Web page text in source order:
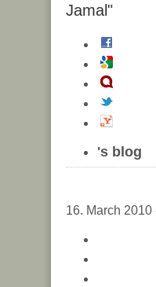
Jamal"
's blog
16. March